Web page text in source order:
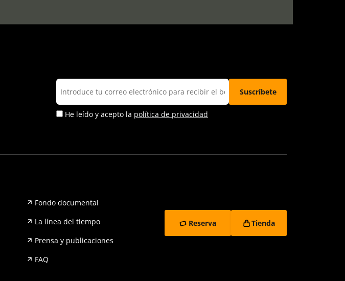
He leído y acepto la política de privacidad
Fondo documental
La línea del tiempo
Prensa y publicaciones
FAQ
Reserva Tienda